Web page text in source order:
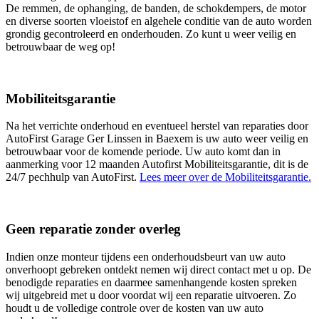
De remmen, de ophanging, de banden, de schokdempers, de motor
en diverse soorten vloeistof en algehele conditie van de auto worden
grondig gecontroleerd en onderhouden. Zo kunt u weer veilig en
betrouwbaar de weg op!
Mobiliteitsgarantie
Na het verrichte onderhoud en eventueel herstel van reparaties door
AutoFirst Garage Ger Linssen in Baexem is uw auto weer veilig en
betrouwbaar voor de komende periode. Uw auto komt dan in
aanmerking voor 12 maanden Autofirst Mobiliteitsgarantie, dit is de
24/7 pechhulp van AutoFirst. Lees meer over de Mobiliteitsgarantie.
Geen reparatie zonder overleg
Indien onze monteur tijdens een onderhoudsbeurt van uw auto
onverhoopt gebreken ontdekt nemen wij direct contact met u op. De
benodigde reparaties en daarmee samenhangende kosten spreken
wij uitgebreid met u door voordat wij een reparatie uitvoeren. Zo
houdt u de volledige controle over de kosten van uw auto